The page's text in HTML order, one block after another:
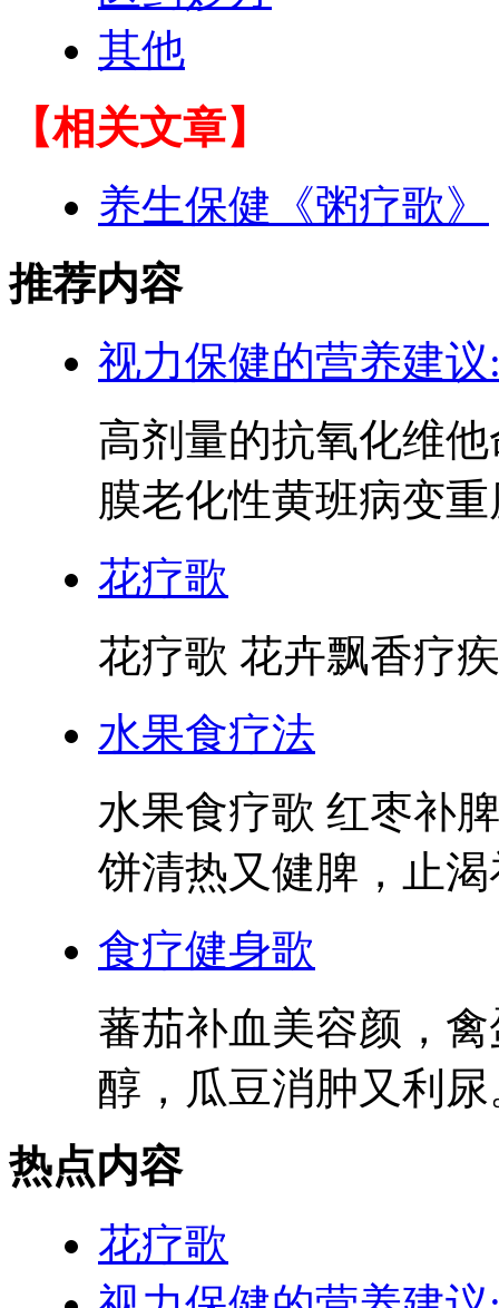
其他
【相关文章】
养生保健《粥疗歌》
推荐内容
视力保健的营养建
高剂量的抗氧化维
膜老化性黄班病变
花疗歌
花疗歌 花卉飘香疗
水果食疗法
水果食疗歌 红枣补
饼清热又健脾，止
食疗健身歌
蕃茄补血美容颜，
醇，瓜豆消肿又利
热点内容
花疗歌